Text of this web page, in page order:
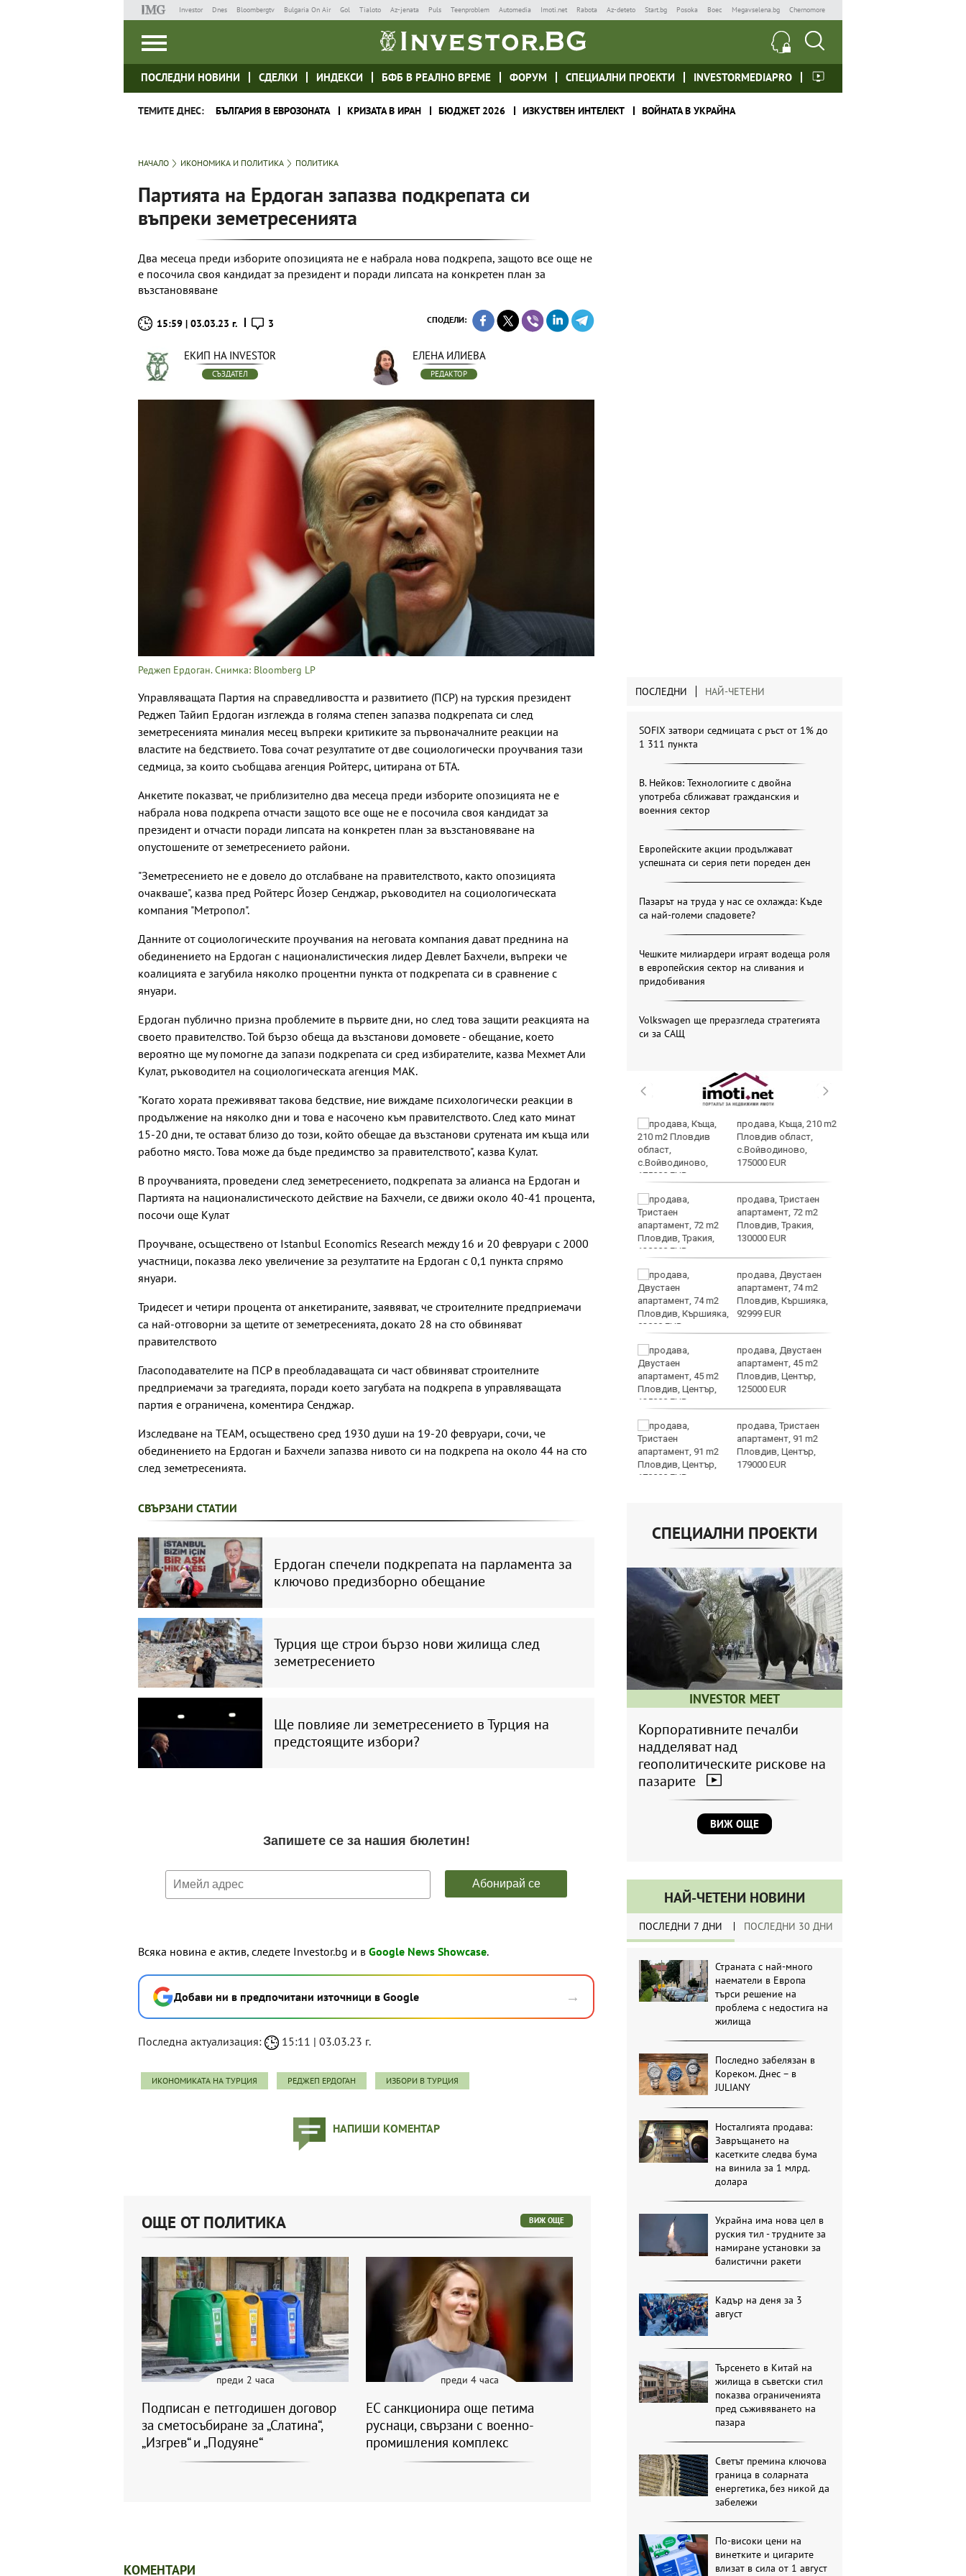
Investor Dnes Bloombergtv Bulgaria On Air Gol Tialoto Az-jenata Puls Teenproblem Automedia Imoti.net Rabota Az-deteto Start.bg Posoka Boec Megavselena.bg Chernomore
ПОСЛЕДНИ НОВИНИ СДЕЛКИ ИНДЕКСИ БФБ В РЕАЛНО ВРЕМЕ ФОРУМ СПЕЦИАЛНИ ПРОЕКТИ INVESTORMEDIAPRO
ТЕМИТЕ ДНЕС: БЪЛГАРИЯ В ЕВРОЗОНАТА КРИЗАТА В ИРАН БЮДЖЕТ 2026 ИЗКУСТВЕН ИНТЕЛЕКТ ВОЙНАТА В УКРАЙНА
НАЧАЛО ИКОНОМИКА И ПОЛИТИКА ПОЛИТИКА
Партията на Ердоган запазва подкрепата си
въпреки земетресенията
Два месеца преди изборите опозицията не е набрала нова подкрепа, защото все още не
е посочила своя кандидат за президент и поради липсата на конкретен план за
възстановяване
15:59 | 03.03.23 г. 3 СПОДЕЛИ:
ЕКИП НА INVESTOR
СЪЗДАТЕЛ
ЕЛЕНА ИЛИЕВА
РЕДАКТОР
Реджеп Ердоган. Снимка: Bloomberg LP
Управляващата Партия на справедливостта и развитието (ПСР) на турския президент
Реджеп Тайип Ердоган изглежда в голяма степен запазва подкрепата си след
земетресенията миналия месец въпреки критиките за първоначалните реакции на
властите на бедствието. Това сочат резултатите от две социологически проучвания тази
седмица, за които съобщава агенция Ройтерс, цитирана от БТА.
Анкетите показват, че приблизително два месеца преди изборите опозицията не е
набрала нова подкрепа отчасти защото все още не е посочила своя кандидат за
президент и отчасти поради липсата на конкретен план за възстановяване на
опустошените от земетресението райони.
"Земетресението не е довело до отслабване на правителството, както опозицията
очакваше", казва пред Ройтерс Йозер Сенджар, ръководител на социологическата
компания "Метропол".
Данните от социологическите проучвания на неговата компания дават преднина на
обединението на Ердоган с националистическия лидер Девлет Бахчели, въпреки че
коалицията е загубила няколко процентни пункта от подкрепата си в сравнение с
януари.
Ердоган публично призна проблемите в първите дни, но след това защити реакцията на
своето правителство. Той бързо обеща да възстанови домовете - обещание, което
вероятно ще му помогне да запази подкрепата си сред избирателите, казва Мехмет Али
Кулат, ръководител на социологическата агенция MAK.
"Когато хората преживяват такова бедствие, ние виждаме психологически реакции в
продължение на няколко дни и това е насочено към правителството. След като минат
15-20 дни, те остават близо до този, който обещае да възстанови срутената им къща или
работно място. Това може да бъде предимство за правителството", казва Кулат.
В проучванията, проведени след земетресението, подкрепата за алианса на Ердоган и
Партията на националистическото действие на Бахчели, се движи около 40-41 процента,
посочи още Кулат
Проучване, осъществено от Istanbul Economics Research между 16 и 20 февруари с 2000
участници, показва леко увеличение за резултатите на Ердоган с 0,1 пункта спрямо
януари.
Тридесет и четири процента от анкетираните, заявяват, че строителните предприемачи
са най-отговорни за щетите от земетресенията, докато 28 на сто обвиняват
правителството
Гласоподавателите на ПСР в преобладаващата си част обвиняват строителните
предприемачи за трагедията, поради което загубата на подкрепа в управляващата
партия е ограничена, коментира Сенджар.
Изследване на ТЕАМ, осъществено сред 1930 души на 19-20 февруари, сочи, че
обединението на Ердоган и Бахчели запазва нивото си на подкрепа на около 44 на сто
след земетресенията.
СВЪРЗАНИ СТАТИИ
Ердоган спечели подкрепата на парламента за
ключово предизборно обещание
Турция ще строи бързо нови жилища след
земетресението
Ще повлияе ли земетресението в Турция на
предстоящите избори?
Всяка новина е актив, следете Investor.bg и в Google News Showcase.
Добави ни в предпочитани източници в Google →
Последна актуализация: 15:11 | 03.03.23 г.
ИКОНОМИКАТА НА ТУРЦИЯ РЕДЖЕП ЕРДОГАН ИЗБОРИ В ТУРЦИЯ
НАПИШИ КОМЕНТАР
ПОСЛЕДНИ НАЙ-ЧЕТЕНИ
SOFIX затвори седмицата с ръст от 1% до
1 311 пункта
В. Нейков: Технологиите с двойна
употреба сближават гражданския и
военния сектор
Европейските акции продължават
успешната си серия пети пореден ден
Пазарът на труда у нас се охлажда: Къде
са най-големи спадовете?
Чешките милиардери играят водеща роля
в европейския сектор на сливания и
придобивания
Volkswagen ще преразгледа стратегията
си за САЩ
ФК Девня гостува на
Атлетик (Провадия) за
Аматьорската купа
Национална мрежа за
правосъдие след
случая с „ловци на педофили“
Европейското по
спускане на Витоша
хора са като магнити
за комарите, а други
продава, Къща, 210 m2
Пловдив област,
с.Войводиново,
175000 EUR
продава, Тристаен
апартамент, 72 m2
Пловдив, Тракия,
130000 EUR
продава, Двустаен
апартамент, 74 m2
Пловдив, Кършияка,
92999 EUR
продава, Двустаен
апартамент, 45 m2
Пловдив, Център,
125000 EUR
продава, Тристаен
апартамент, 91 m2
Пловдив, Център,
179000 EUR
СПЕЦИАЛНИ ПРОЕКТИ
INVESTOR MEET
Корпоративните печалби
надделяват над
геополитическите рискове на
пазарите
ВИЖ ОЩЕ
НАЙ-ЧЕТЕНИ НОВИНИ
ПОСЛЕДНИ 7 ДНИ ПОСЛЕДНИ 30 ДНИ
Страната с най-много
наематели в Европа
търси решение на
проблема с недостига на
жилища
Последно забелязан в
Кореком. Днес – в
JULIANY
Носталгията продава:
Завръщането на
касетките следва бума
на винила за 1 млрд.
долара
Украйна има нова цел в
руския тил - трудните за
намиране установки за
балистични ракети
Кадър на деня за 3
август
Търсенето в Китай на
жилища в съветски стил
показва ограниченията
пред съживяването на
пазара
Светът премина ключова
граница в соларната
енергетика, без никой да
забележи
По-високи цени на
винетките и цигарите
влизат в сила от 1 август
ОЩЕ ОТ ПОЛИТИКА ВИЖ ОЩЕ
преди 2 часа
Подписан е петгодишен договор
за сметосъбиране за „Слатина“,
„Изгрев“ и „Подуяне“
преди 4 часа
ЕС санкционира още петима
руснаци, свързани с военно-
промишления комплекс
КОМЕНТАРИ